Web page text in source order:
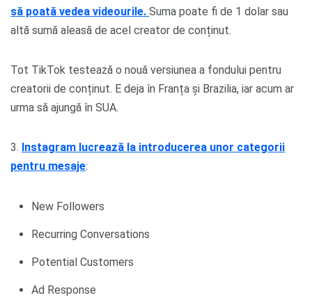
să poată vedea videourile. Suma poate fi de 1 dolar sau
altă sumă aleasă de acel creator de conținut.
Tot TikTok testează o nouă versiunea a fondului pentru
creatorii de conținut. E deja în Franța și Brazilia, iar acum ar
urma să ajungă în SUA.
3. Instagram lucrează la introducerea unor categorii
pentru mesaje:
New Followers
Recurring Conversations
Potential Customers
Ad Response